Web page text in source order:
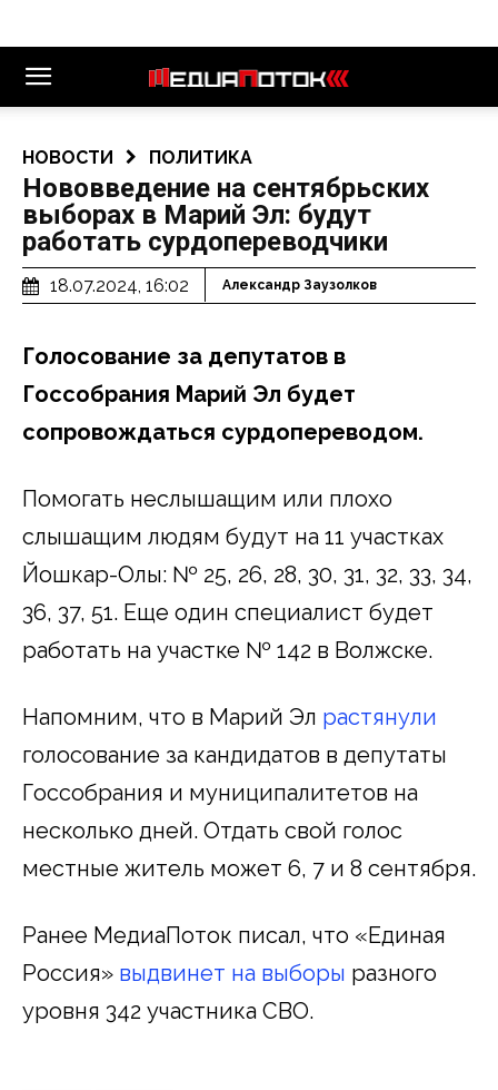
НОВОСТИ ПОЛИТИКА
Нововведение на сентябрьских
выборах в Марий Эл: будут
работать сурдопереводчики
18.07.2024, 16:02 Александр Заузолков
Голосование за депутатов в
Госсобрания Марий Эл будет
сопровождаться сурдопереводом.
Помогать неслышащим или плохо
слышащим людям будут на 11 участках
Йошкар-Олы: № 25, 26, 28, 30, 31, 32, 33, 34,
36, 37, 51. Еще один специалист будет
работать на участке № 142 в Волжске.
Напомним, что в Марий Эл растянули
голосование за кандидатов в депутаты
Госсобрания и муниципалитетов на
несколько дней. Отдать свой голос
местные житель может 6, 7 и 8 сентября.
Ранее МедиаПоток писал, что «Единая
Россия» выдвинет на выборы разного
уровня 342 участника СВО.